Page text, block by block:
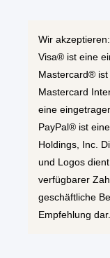
Wir akzeptieren:
Visa® ist eine
Mastercard®
Mastercard
eine
PayPal® ist
Holdings, Inc.
und Logos
verfügbarer
geschäftliche
Empfehlung dar.